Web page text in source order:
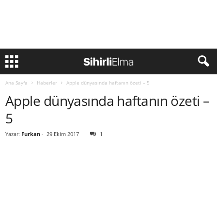
Ana Sayfa Haberler Apple dünyasında haftanın özeti – 5
Apple dünyasında haftanın özeti –
5
Yazar: Furkan - 29 Ekim 2017 1